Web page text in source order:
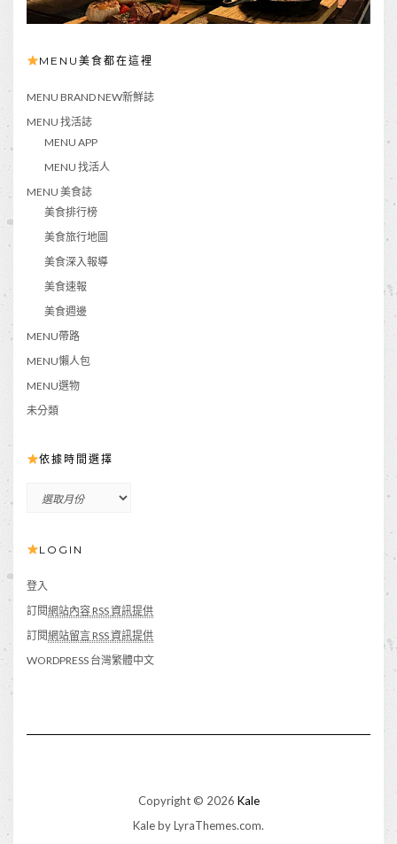
MENU美食都在這裡
MENU BRAND NEW新鮮誌
MENU 找活誌
MENU APP
MENU 找活人
MENU 美食誌
美食排行榜
美食旅行地圖
美食深入報導
美食速報
美食週邊
MENU帶路
MENU懶人包
MENU選物
未分類
依據時間選擇
間
擇
LOGIN
登入
訂閱網站內容 RSS 資訊提供
訂閱網站留言 RSS 資訊提供
WORDPRESS 台灣繁體中文
Copyright © 2026 Kale
Kaleby LyraThemes.com.